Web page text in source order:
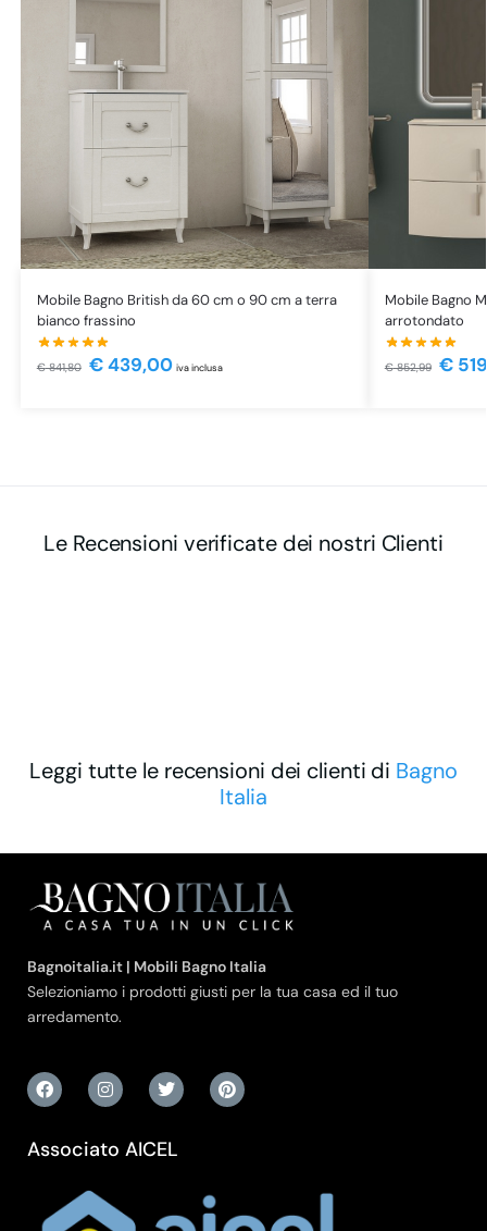
Mobile Bagno British da 60 cm o 90 cm a terra
bianco frassino
€841,80 €439,00 iva inclusa
Mobile Bagno
arrotondato
€852,99 €
Le Recensioni verificate dei nostri Clienti
Leggi tutte le recensioni dei clienti di Bagno
Italia
Bagnoitalia.it | Mobili Bagno Italia
Selezioniamo i prodotti giusti per la tua casa ed il tuo
arredamento.
Associato AICEL